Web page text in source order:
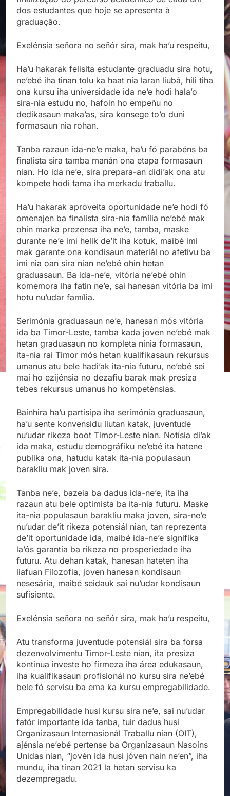
dos estudantes que hoje se apresenta à
graduação.
Exelénsia señora no señór sira, mak ha’u respeitu,
Ha’u hakarak felisita estudante graduadu sira hotu,
ne’ebé iha tinan tolu ka haat nia laran liubá, hili tiha
ona kursu iha universidade ida ne’e hodi hala’o
sira-nia estudu no, hafoin ho empeñu no
dedikasaun maka’as, sira konsege to’o duni
formasaun nia rohan.
Tanba razaun ida-ne’e maka, ha’u fó parabéns ba
finalista sira tamba manán ona etapa formasaun
nian. Ho ida ne’e, sira prepara-an didi’ak ona atu
kompete hodi tama iha merkadu traballu.
Ha’u hakarak aproveita oportunidade ne’e hodi fó
omenajen ba finalista sira-nia família ne’ebé mak
ohin marka prezensa iha ne’e, tamba, maske
durante ne’e imi helik de’it iha kotuk, maibé imi
mak garante ona kondisaun materiál no afetivu ba
imi nia oan sira nian ne’ebé ohin hetan
graduasaun. Ba ida-ne’e, vitória ne’ebé ohin
komemora iha fatin ne’e, sai hanesan vitória ba imi
hotu nu’udar família.
Serimónia graduasaun ne’e, hanesan mós vitória
ida ba Timor-Leste, tamba kada joven ne’ebé mak
hetan graduasaun no kompleta ninia formasaun,
ita-nia rai Timor mós hetan kualifikasaun rekursus
umanus atu bele hadi’ak ita-nia futuru, ne’ebé sei
mai ho ezijénsia no dezafiu barak mak presiza
tebes rekursus umanus ho kompeténsias.
Bainhira ha’u partisipa iha serimónia graduasaun,
ha’u sente konvensidu liutan katak, juventude
nu’udar rikeza boot Timor-Leste nian. Notísia di’ak
ida maka, estudu demográfiku ne’ebé ita hatene
publika ona, hatudu katak ita-nia populasaun
barakliu mak joven sira.
Tanba ne’e, bazeia ba dadus ida-ne’e, ita iha
razaun atu bele optimista ba ita-nia futuru. Maske
ita-nia populasaun barakliu maka joven, sira-ne’e
nu’udar de’it rikeza potensiál nian, tan reprezenta
de’it oportunidade ida, maibé ida-ne’e signifika
la’ós garantia ba rikeza no prosperiedade iha
futuru. Atu dehan katak, hanesan hateten iha
liafuan Filozofia, joven hanesan kondisaun
nesesária, maibé seidauk sai nu’udar kondisaun
sufisiente.
Exelénsia señora no señór sira, mak ha’u respeitu,
Atu transforma juventude potensiál sira ba forsa
dezenvolvimentu Timor-Leste nian, ita presiza
kontinua investe ho firmeza iha área edukasaun,
iha kualifikasaun profisionál no kursu sira ne’ebé
bele fó servisu ba ema ka kursu empregabilidade.
Empregabilidade husi kursu sira ne’e, sai nu’udar
fatór importante ida tanba, tuir dadus husi
Organizasaun Internasionál Traballu nian (OIT),
ajénsia ne’ebé pertense ba Organizasaun Nasoins
Unidas nian, “jovén ida husi jóven nain ne’en”, iha
mundu, iha tinan 2021 la hetan servisu ka
dezempregadu.